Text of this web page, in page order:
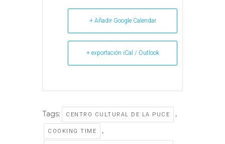
+ Añadir Google Calendar
+ exportación iCal / Outlook
Tags: CENTRO CULTURAL DE LA PUCE ,
COOKING TIME ,